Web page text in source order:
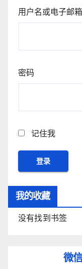
用户名或电子邮
密码
记住我
我的收藏
没有找到书签
微